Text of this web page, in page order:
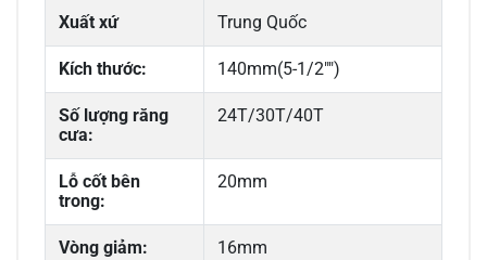
Xuất xứ Trung Quốc
Kích thước: 140mm(5-1/2"")
Số lượng răng
cưa:
24T/30T/40T
Lỗ cốt bên
trong:
20mm
Vòng giảm: 16mm